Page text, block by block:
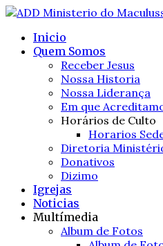
Inicio
Quem Somos
Receber Jesus
Nossa Historia
Nossa Liderança
Em que
Horários de Culto
Horarios
Diretoria
Donativos
Dizimo
Igrejas
Noticias
Multímedia
Album de Fotos